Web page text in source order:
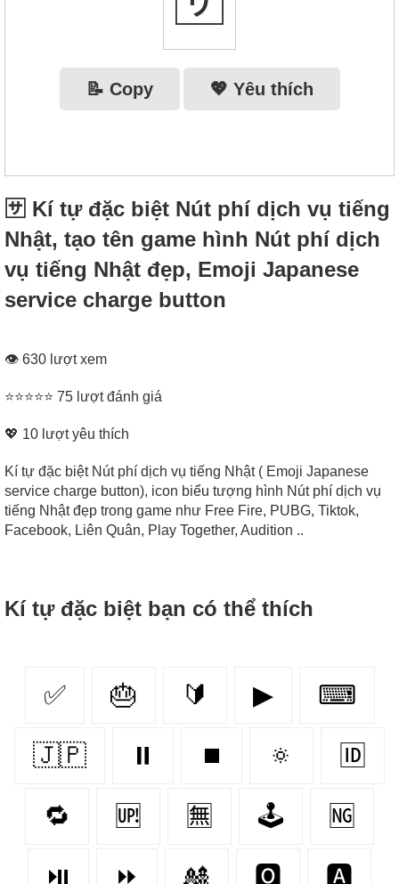
📝 Copy 💖 Yêu thích
🈂 Kí tự đặc biệt Nút phí dịch vụ tiếng
Nhật, tạo tên game hình Nút phí dịch
vụ tiếng Nhật đẹp, Emoji Japanese
service charge button
👁 630 lượt xem
⭐⭐⭐⭐⭐ 75 lượt đánh giá
💖 10 lượt yêu thích
Kí tự đặc biệt Nút phí dịch vụ tiếng Nhật ( Emoji Japanese
service charge button), icon biểu tượng hình Nút phí dịch vụ
tiếng Nhật đẹp trong game như Free Fire, PUBG, Tiktok,
Facebook, Liên Quân, Play Together, Audition ..
Kí tự đặc biệt bạn có thể thích
✅ 🎂 🔰 ▶ ⌨
🇯🇵 ⏸ ⏹ 🔅 🆔
🔁 🆙 🈚 🕹️ 🆖
⏯ ⏩ 🎎 🅾 🅰